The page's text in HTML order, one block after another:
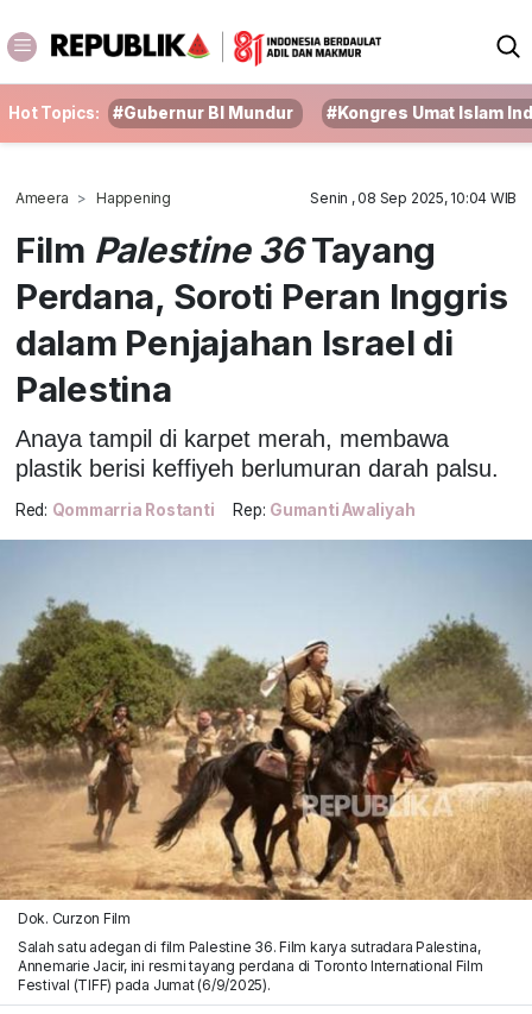
Hot Topics: #Gubernur BI Mundur #Kongres Umat Islam
Ameera Happening Senin , 08 Sep 2025, 10:04 WIB
Film Palestine 36Tayang
Perdana, Soroti Peran Inggris
dalam Penjajahan Israel di
Palestina
Anaya tampil di karpet merah, membawa
plastik berisi keffiyeh berlumuran darah palsu.
Red: Qommarria Rostanti Rep: Gumanti Awaliyah
Dok. Curzon Film
Salah satu adegan di film Palestine 36. Film karya sutradara Palestina,
Annemarie Jacir, ini resmi tayang perdana di Toronto International Film
Festival (TIFF) pada Jumat (6/9/2025).